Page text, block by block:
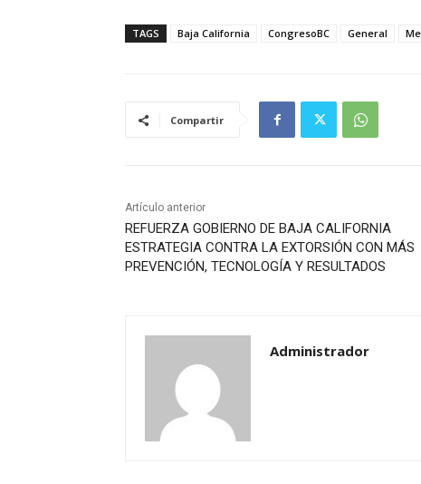
TAGS Baja California CongresoBC General
Compartir
Artículo anterior
REFUERZA GOBIERNO DE BAJA CALIFORNIA
ESTRATEGIA CONTRA LA EXTORSIÓN CON MÁS
PREVENCIÓN, TECNOLOGÍA Y RESULTADOS
Administrador